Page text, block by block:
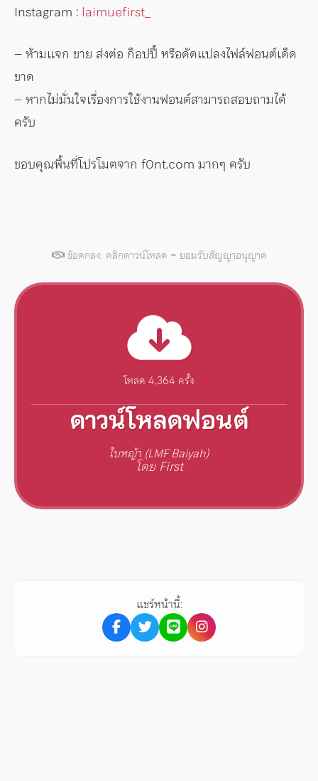
Instagram : laimuefirst_
– ห้ามแจก ขาย ส่งต่อ ก็อปปี้ หรือดัดแปลงไฟล์ฟอนต์เด็ด
ขาด
– หากไม่มั่นใจเรื่องการใช้งานฟอนต์สามารถสอบถามได้
ครับ
ขอบคุณพื้นที่โปรโมตจาก f0nt.com มากๆ ครับ
ข้อตกลง: คลิกดาวน์โหลด = ยอมรับสัญญาอนุญาต
โหลด 4,364 ครั้ง
ดาวน์โหลดฟอนต์
ใบหญ้า (LMF Baiyah)
โดย First
แชร์หน้านี้: